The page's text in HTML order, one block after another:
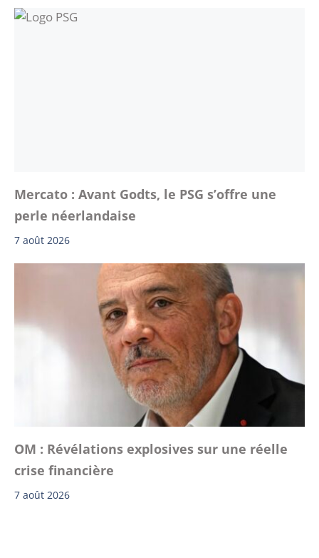
Mercato : Avant Godts, le PSG s’offre une
perle néerlandaise
7 août 2026
OM : Révélations explosives sur une réelle
crise financière
7 août 2026